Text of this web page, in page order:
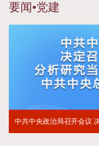
要闻•党建
中共中央政治局召开会议
中国社会科学院举办科技
中国社会科学院党组理论
【简报】赓续红色血脉